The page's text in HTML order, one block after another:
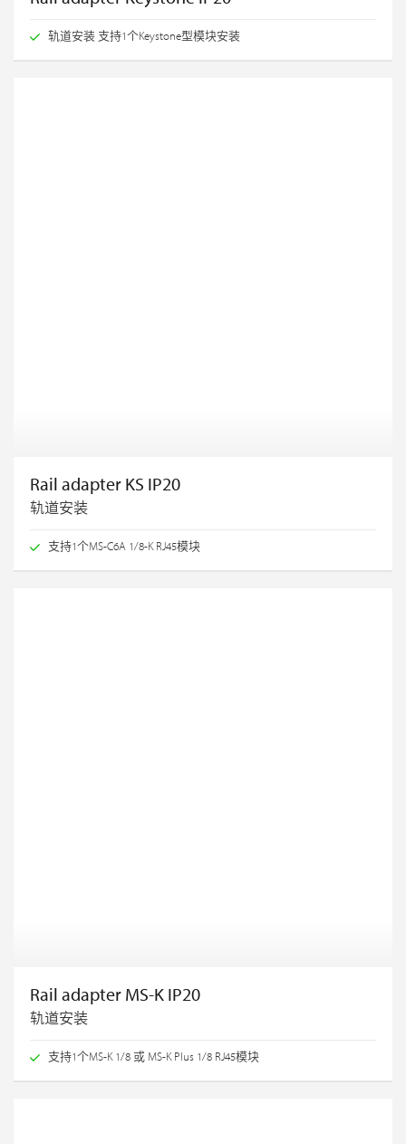
轨道安装 支持1个Keystone型模块安装
Rail adapter KS IP20
轨道安装
支持1个MS-C6A 1/8-K RJ45模块
Rail adapter MS-K IP20
轨道安装
支持1个MS-K 1/8 或 MS-K Plus 1/8 RJ45模块